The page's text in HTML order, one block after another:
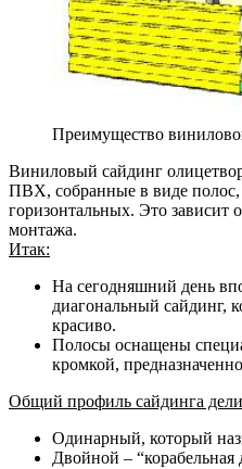
Преимущество
Виниловый сайдинг
ПВХ, собранные в виде полос,
горизонтальных. Это зависит
монтажа.
Итак:
На сегодняшний день
диагональный сайдинг,
красиво.
Полосы оснащены
кромкой,
Общий профиль сайдинга
Одинарный, который
Двойной – “корабельная